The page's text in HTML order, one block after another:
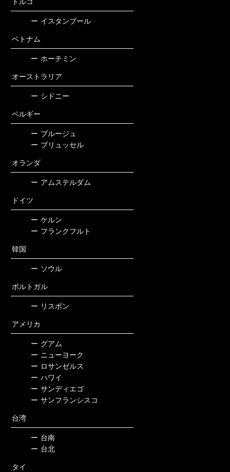
ー イスタンブール
ベトナム
ー ホーチミン
オーストラリア
ー シドニー
ベルギー
ー ブルージュ
ー ブリュッセル
オランダ
ー アムステルダム
ドイツ
ー ケルン
ー フランクフルト
韓国
ー ソウル
ポルトガル
ー リスボン
アメリカ
ー グアム
ー ニューヨーク
ー ロサンゼルス
ー ハワイ
ー サンディエゴ
ー サンフランシスコ
台湾
ー 台南
ー 台北
タイ